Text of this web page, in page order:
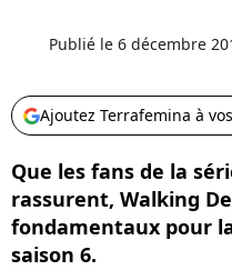
Publié le 6 décembre
Ajoutez Terrafemina à
Que les fans de la
rassurent, Walking
fondamentaux pour
saison 6.